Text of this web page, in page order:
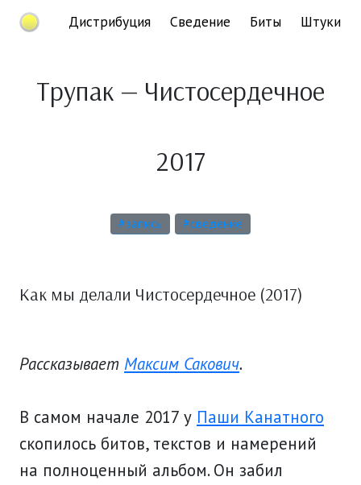
Дистрибуция Сведение Биты Штуки
Трупак — Чистосердечное
2017
#запись #сведение
Как мы делали Чистосердечное (2017)
Рассказывает Максим Сакович.
В самом начале 2017 у Паши Канатного
скопилось битов, текстов и намерений
на полноценный альбом. Он забил